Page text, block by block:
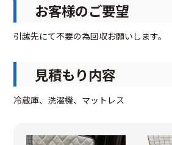
お客様のご要望
引越先にて不要の為回収お願いします。
見積もり内容
冷蔵庫、洗濯機、マットレス